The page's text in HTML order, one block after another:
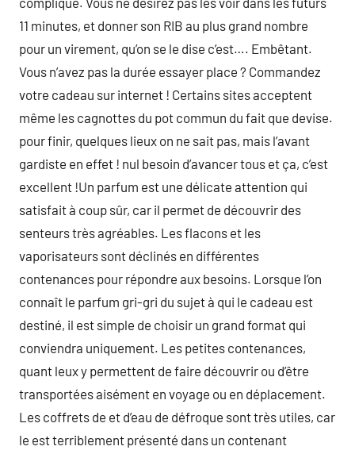
11 minutes, et donner son RIB au plus grand nombre
pour un virement, qu’on se le dise c’est…. Embêtant.
Vous n’avez pas la durée essayer place ? Commandez
votre cadeau sur internet ! Certains sites acceptent
même les cagnottes du pot commun du fait que devise.
pour finir, quelques lieux on ne sait pas, mais l’avant
gardiste en effet ! nul besoin d’avancer tous et ça, c’est
excellent !Un parfum est une délicate attention qui
satisfait à coup sûr, car il permet de découvrir des
senteurs très agréables. Les flacons et les
vaporisateurs sont déclinés en différentes
contenances pour répondre aux besoins. Lorsque l’on
connaît le parfum gri-gri du sujet à qui le cadeau est
destiné, il est simple de choisir un grand format qui
conviendra uniquement. Les petites contenances,
quant leux y permettent de faire découvrir ou d’être
transportées aisément en voyage ou en déplacement.
Les coffrets de et d’eau de défroque sont très utiles, car
le est terriblement présenté dans un contenant